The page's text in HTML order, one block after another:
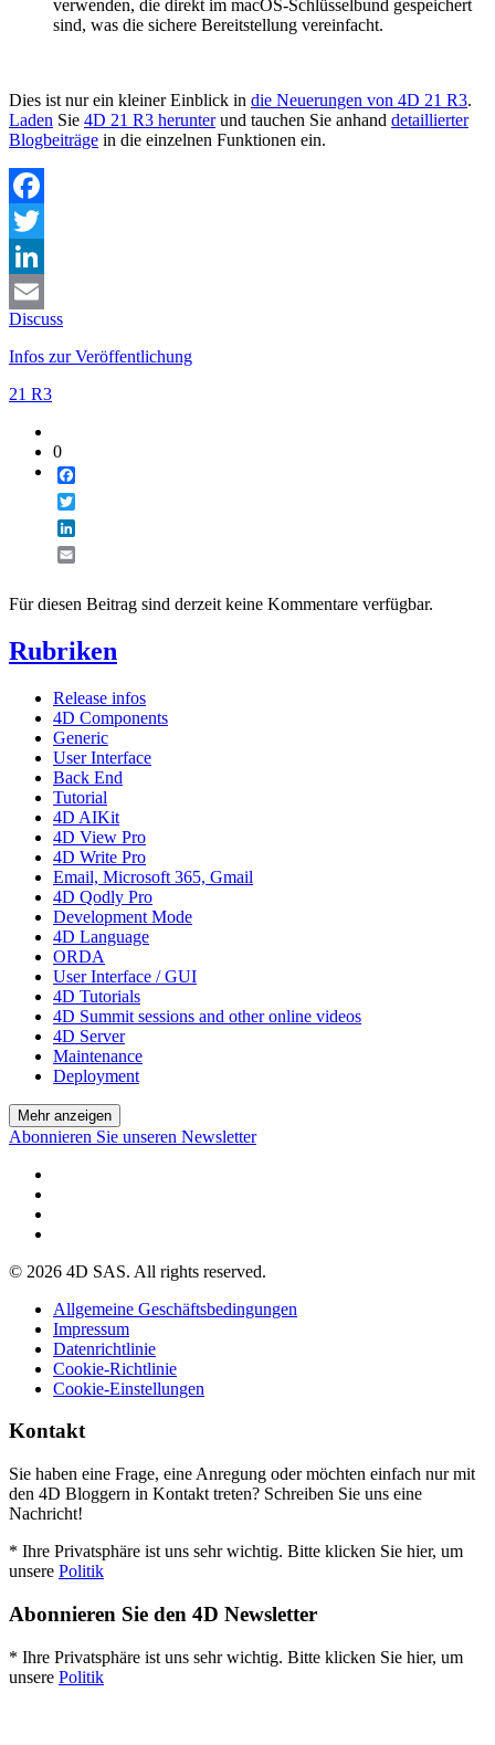
verwenden, die direkt im macOS-Schlüsselbund gespeichert
sind, was die sichere Bereitstellung vereinfacht.
Dies ist nur ein kleiner Einblick in die Neuerungen von 4D 21 R3.
Laden Sie 4D 21 R3 herunterund tauchen Sie anhand detaillierter
Blogbeiträge in die einzelnen Funktionen ein.
Facebook
Twitter
LinkedIn
Email
Discuss
Infos zur Veröffentlichung
21 R3
0
Für diesen Beitrag sind derzeit keine Kommentare verfügbar.
Rubriken
Release infos
4D Components
Generic
User Interface
Back End
Tutorial
4D AIKit
4D View Pro
4D Write Pro
Email, Microsoft 365, Gmail
4D Qodly Pro
Development Mode
4D Language
ORDA
User Interface / GUI
4D Tutorials
4D Summit sessions and other online videos
4D Server
Maintenance
Deployment
Mehr anzeigen
Abonnieren Sie unseren Newsletter
© 2026 4D SAS. All rights reserved.
Allgemeine Geschäftsbedingungen
Impressum
Datenrichtlinie
Cookie-Richtlinie
Cookie-Einstellungen
Kontakt
Sie haben eine Frage, eine Anregung oder möchten einfach nur mit
den 4D Bloggern in Kontakt treten? Schreiben Sie uns eine
Nachricht!
* Ihre Privatsphäre ist uns sehr wichtig. Bitte klicken Sie hier, um
unsere Politik
Abonnieren Sie den 4D Newsletter
* Ihre Privatsphäre ist uns sehr wichtig. Bitte klicken Sie hier, um
unsere Politik